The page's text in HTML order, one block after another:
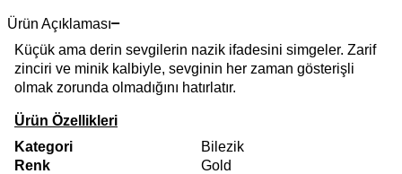
Ürün Açıklaması
Küçük ama derin sevgilerin nazik ifadesini simgeler. Zarif
zinciri ve minik kalbiyle, sevginin her zaman gösterişli
olmak zorunda olmadığını hatırlatır.
Ürün Özellikleri
Kategori
Bilezik
Renk
Gold